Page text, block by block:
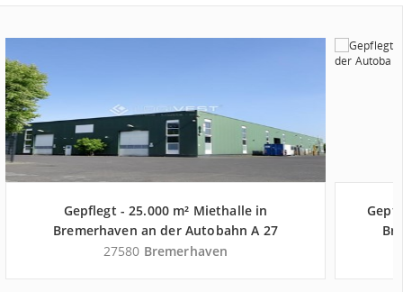
Gepflegt - 25.000 m² Miethalle in
Bremerhaven an der Autobahn A 27
27580 Bremerhaven